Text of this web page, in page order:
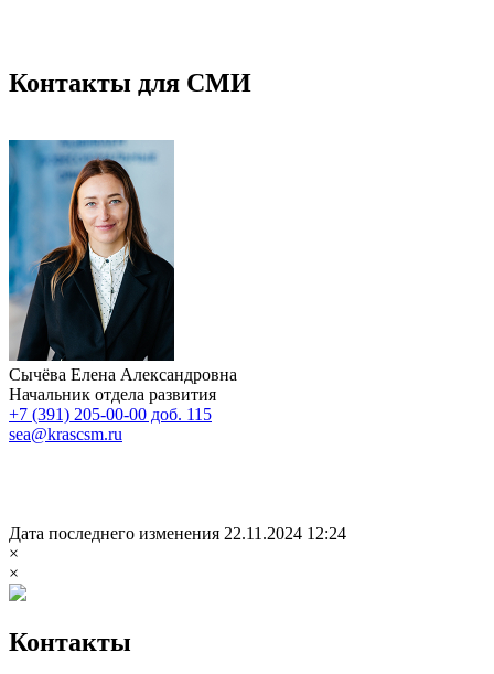
Контакты для СМИ
Сычёва Елена Александровна
Начальник отдела развития
+7 (391) 205-00-00 доб. 115
sea@krascsm.ru
Дата последнего изменения 22.11.2024 12:24
×
×
Контакты